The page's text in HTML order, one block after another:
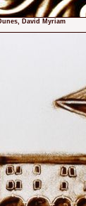
David Myriam